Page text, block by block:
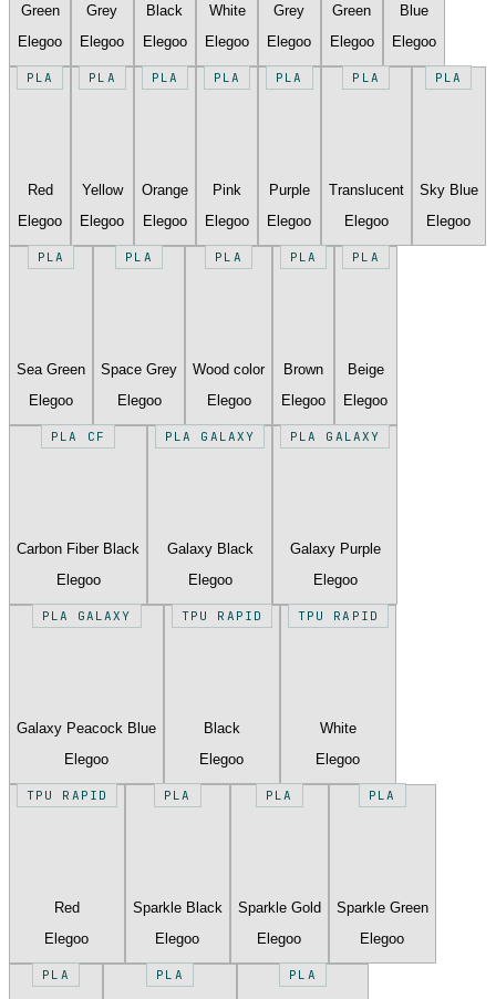
Green
Elegoo
Grey
Elegoo
Black
Elegoo
White
Elegoo
Grey
Elegoo
Green
Elegoo
Blue
Elegoo
PLA
Red
Elegoo
PLA
Yellow
Elegoo
PLA
Orange
Elegoo
PLA
Pink
Elegoo
PLA
Purple
Elegoo
PLA
Translucent
Elegoo
PLA
Sky Blue
Elegoo
PLA
Sea Green
Elegoo
PLA
Space Grey
Elegoo
PLA
Wood color
Elegoo
PLA
Brown
Elegoo
PLA
Beige
Elegoo
PLA CF
Carbon Fiber Black
Elegoo
PLA GALAXY
Galaxy Black
Elegoo
PLA GALAXY
Galaxy Purple
Elegoo
PLA GALAXY
Galaxy Peacock Blue
Elegoo
TPU RAPID
Black
Elegoo
TPU RAPID
White
Elegoo
TPU RAPID
Red
Elegoo
PLA
Sparkle Black
Elegoo
PLA
Sparkle Gold
Elegoo
PLA
Sparkle Green
Elegoo
PLA PLA PLA